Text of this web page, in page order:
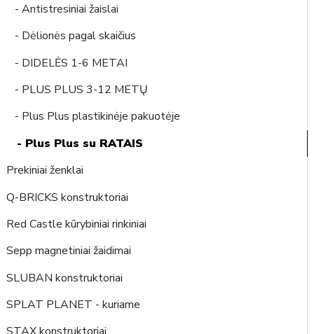
- Antistresiniai žaislai
- Dėlionės pagal skaičius
- DIDELĖS 1-6 METAI
- PLUS PLUS 3-12 METŲ
- Plus Plus plastikinėje pakuotėje
- Plus Plus su RATAIS
Prekiniai ženklai
Q-BRICKS konstruktoriai
Red Castle kūrybiniai rinkiniai
Sepp magnetiniai žaidimai
SLUBAN konstruktoriai
SPLAT PLANET - kuriame